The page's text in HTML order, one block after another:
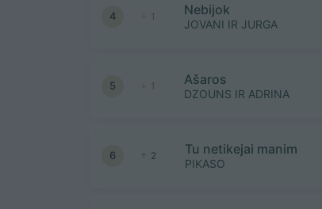
4 1 Nebijok
JOVANI IR JURGA
5 1 Ašaros
DZOUNS IR ADRINA
6 2 Tu netikejai manim
PIKASO